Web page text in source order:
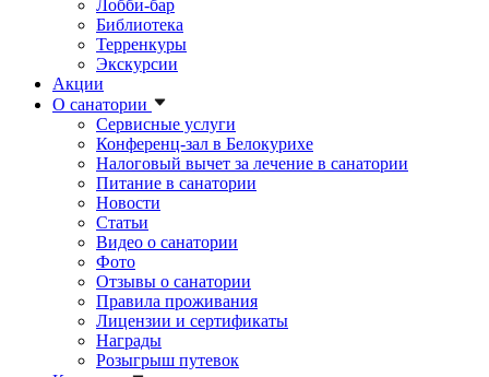
Лобби-бар
Библиотека
Терренкуры
Экскурсии
Акции
О санатории
Сервисные услуги
Конференц-зал в Белокурихе
Налоговый вычет за лечение в санатории
Питание в санатории
Новости
Статьи
Видео о санатории
Фото
Отзывы о санатории
Правила проживания
Лицензии и сертификаты
Награды
Розыгрыш путевок